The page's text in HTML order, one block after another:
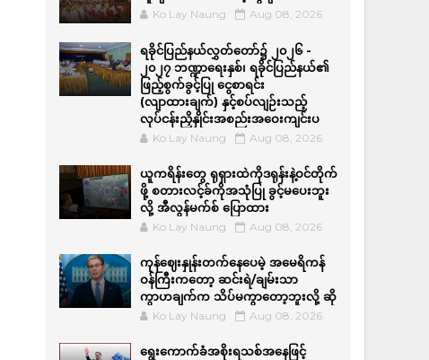
Ko Lay Naung Aug 08, 2026
ရခိုင်ပြည်နယ်လွှတ်တော်၌ ၂၀၂၆ -
၂၀၂၇ ဘဏ္ဍာရေးနှစ်၊ ရခိုင်ပြည်နယ်၏
ဖြည့်စွက်ခွင့်ပြု ငွေစာရင်း
(လျာထားချက်) နှင့်စပ်လျဉ်းသည့်
လုပ်ငန်းညှိနှိုင်းအစည်းအဝေးကျင်းပ
Ko Lay Naung Aug 08, 2026
ယူကရိန်းတွေ ရုရှားထဲကိုဒရုန်းနဲ့ဝင်တိုက်
ဖို့ စတားလင့်ခ်ကိုအသုံပြု ခွင့်မပေးဘူး
လို့ အီလွန်မက်စ် ပြောထား
Ko Lay Naung Aug 08, 2026
ကုန်ဈေးနှုန်းတက်နေပေမဲ့ အမေရိကန်
ဝန်ကြီးကတော့ ဆင်းရဲ/ချမ်းသာ
ကွာဟချက်က သိပ်မကွာတော့ဘူးလို့ ဆို
Ko Lay Naung Aug 08, 2026
ရွေးကောက်ခံအစိုးရသစ်အနေဖြင့်